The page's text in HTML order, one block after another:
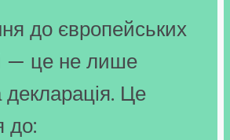
до європейських
— це не лише
декларація. Це
до: